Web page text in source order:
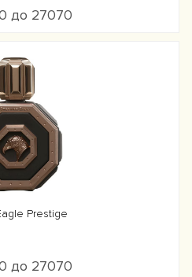
до 27070
Prestige
до 27070